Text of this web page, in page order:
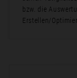
bzw. die
Erstellen/